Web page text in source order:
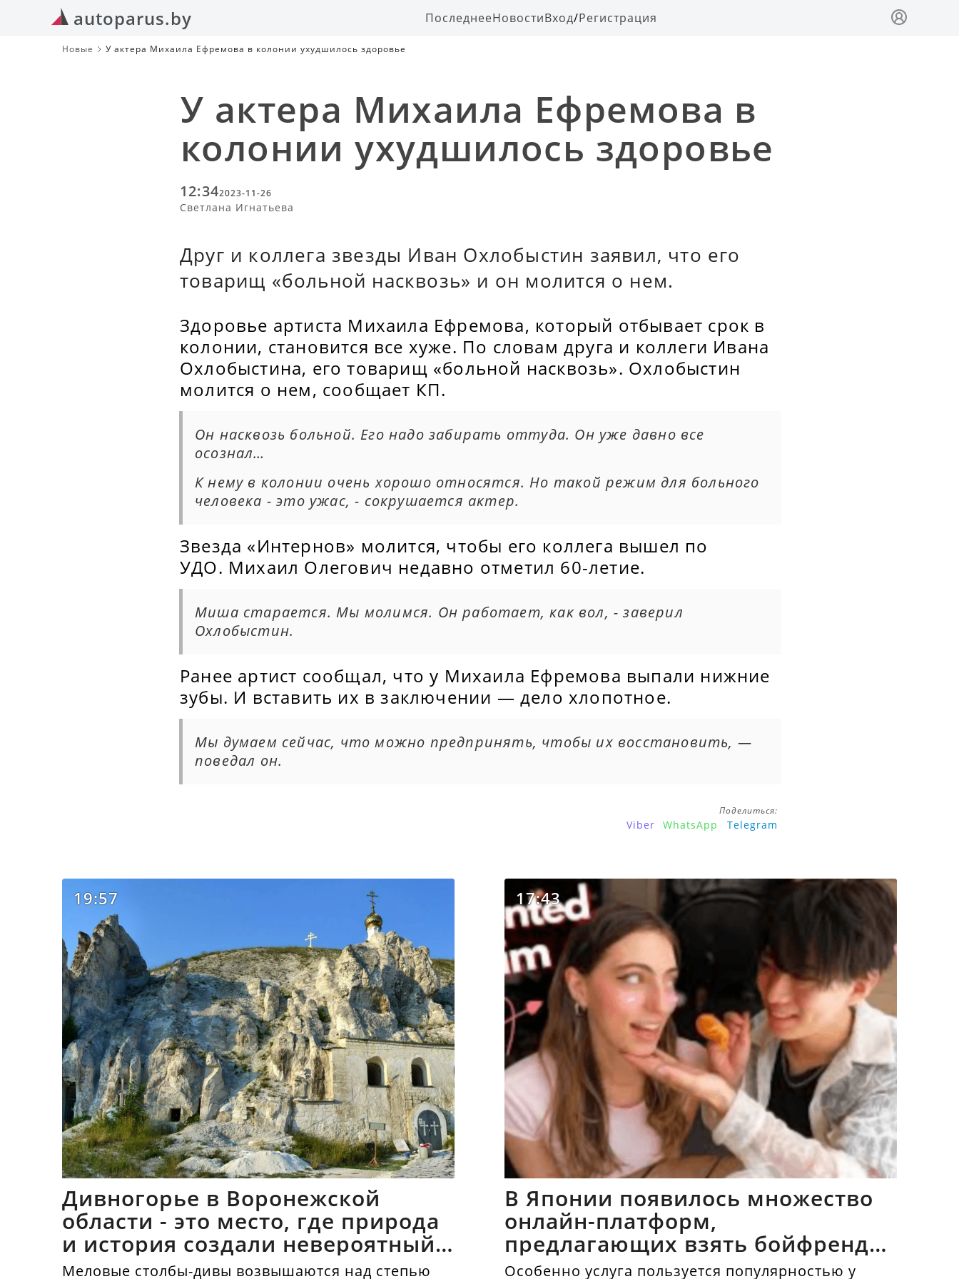
autoparus.by ПоследнееНовостиВход/Регистрация
Новые У актера Михаила Ефремова в колонии ухудшилось здоровье
У актера Михаила Ефремова в
колонии ухудшилось здоровье
12:342023-11-26
Светлана Игнатьева
Друг и коллега звезды Иван Охлобыстин заявил, что его
товарищ «больной насквозь» и он молится о нем.
Здоровье артиста Михаила Ефремова, который отбывает срок в
колонии, становится все хуже. По словам друга и коллеги Ивана
Охлобыстина, его товарищ «больной насквозь». Охлобыстин
молится о нем, сообщает КП.
Он насквозь больной. Его надо забирать оттуда. Он уже давно все
осознал…
К нему в колонии очень хорошо относятся. Но такой режим для больного
человека - это ужас, - сокрушается актер.
Звезда «Интернов» молится, чтобы его коллега вышел по
УДО. Михаил Олегович недавно отметил 60-летие.
Миша старается. Мы молимся. Он работает, как вол, - заверил
Охлобыстин.
Ранее артист сообщал, что у Михаила Ефремова выпали нижние
зубы. И вставить их в заключении — дело хлопотное.
Мы думаем сейчас, что можно предпринять, чтобы их восстановить, —
поведал он.
Поделиться:
Viber WhatsApp Telegram
19:57
Дивногорье в Воронежской
области - это место, где природа
и история создали невероятный
синтез
Меловые столбы-дивы возвышаются над степью
17:43
В Японии появилось множество
онлайн-платформ,
предлагающих взять бойфрендов
напрокат
Особенно услуга пользуется популярностью у